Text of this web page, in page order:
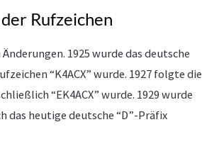
Rufzeichen
1925 wurde das deutsche
“K4ACX” wurde. 1927 folgte die
“EK4ACX” wurde. 1929 wurde
das heutige deutsche “D”-Präfix